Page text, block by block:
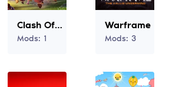
Clash Of Clans
Mods: 1
Warframe
Mods: 3